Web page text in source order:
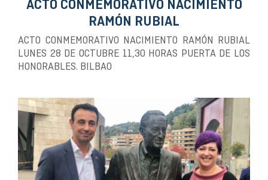
ACTO CONMEMORATIVO NACIMIENTO
RAMÓN RUBIAL
ACTO CONMEMORATIVO NACIMIENTO RAMÓN RUBIAL
LUNES 28 DE OCTUBRE 11,30 HORAS PUERTA DE LOS
HONORABLES. BILBAO